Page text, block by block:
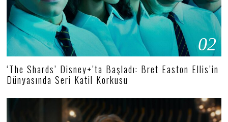
02
‘The Shards’ Disney+’ta Başladı: Bret Easton Ellis’in
Dünyasında Seri Katil Korkusu